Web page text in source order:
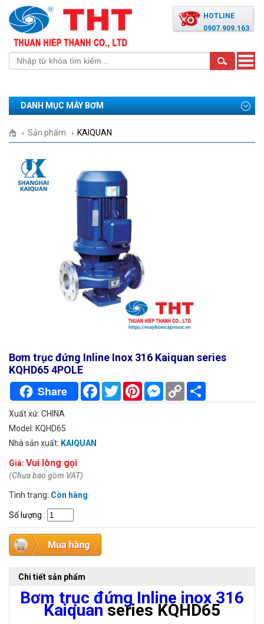
HOTLINE
0907.909.163
Toggle
DANH MỤC MÁY BƠM
Sản phẩm KAIQUAN
Bơm trục đứng Inline Inox 316 Kaiquan series
KQHD65 4POLE
Share FacebookTwitterPinterestMessenger
Copy
Link
Xuất xứ: CHINA
Model: KQHD65
Nhà sản xuất: KAIQUAN
Giá: Vui lòng gọi
(Chưa bao gồm VAT)
Tình trạng: Còn hàng
Số lượng :
Chi tiết sản phẩm
Bơm trục đứng Inline inox 316
Kaiquan series KQHD65